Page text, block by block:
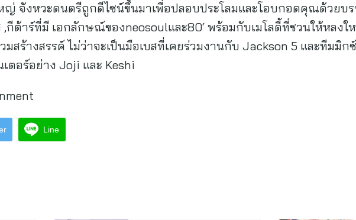
ญ่ จังหวะดนตรีถูกดีไซน์ขึ้นมาเพื่อปลอบประโลมและโอบกอดคุณด้วยบ
,กีต้าร์ที่มี เอกลักษณ์ของneosoulและ80‘ พร้อมกับเมโลดี้ที่ชวนให้หลงใ
สร้างสรรค์ ไม่ว่าจะเป็นมือเบสที่เคยร่วมงานกับ Jackson 5 และทีมมิก
ตอร์อย่าง Joji และ Keshi
Line